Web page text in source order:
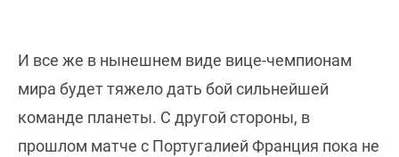
И все же в нынешнем виде вице-чемпионам
мира будет тяжело дать бой сильнейшей
команде планеты. С другой стороны, в
прошлом матче с Португалией Франция пока не